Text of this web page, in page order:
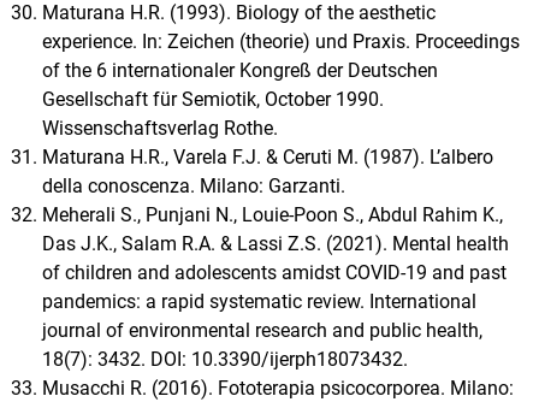
Maturana H.R. (1993). Biology of the aesthetic
experience. In: Zeichen (theorie) und Praxis. Proceedings
of the 6 internationaler Kongreß der Deutschen
Gesellschaft für Semiotik, October 1990.
Wissenschaftsverlag Rothe.
Maturana H.R., Varela F.J. & Ceruti M. (1987). L’albero
della conoscenza. Milano: Garzanti.
Meherali S., Punjani N., Louie-Poon S., Abdul Rahim K.,
Das J.K., Salam R.A. & Lassi Z.S. (2021). Mental health
of children and adolescents amidst COVID-19 and past
pandemics: a rapid systematic review. International
journal of environmental research and public health,
18(7): 3432. DOI: 10.3390/ijerph18073432.
Musacchi R. (2016). Fototerapia psicocorporea. Milano: